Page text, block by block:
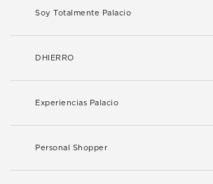
Soy Totalmente Palacio
DHIERRO
Experiencias Palacio
Personal Shopper